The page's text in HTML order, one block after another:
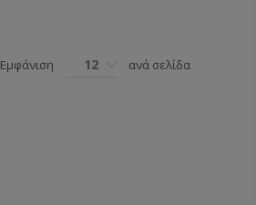
Εμφάνιση 12 ανά σελίδα